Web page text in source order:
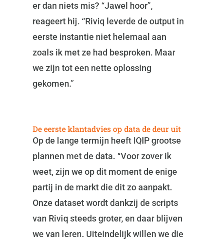
er dan niets mis? “Jawel hoor”,
reageert hij. “Riviq leverde de output in
eerste instantie niet helemaal aan
zoals ik met ze had besproken. Maar
we zijn tot een nette oplossing
gekomen.”
De eerste klantadvies op data de deur uit
Op de lange termijn heeft IQIP grootse
plannen met de data. “Voor zover ik
weet, zijn we op dit moment de enige
partij in de markt die dit zo aanpakt.
Onze dataset wordt dankzij de scripts
van Riviq steeds groter, en daar blijven
we van leren. Uiteindelijk willen we die